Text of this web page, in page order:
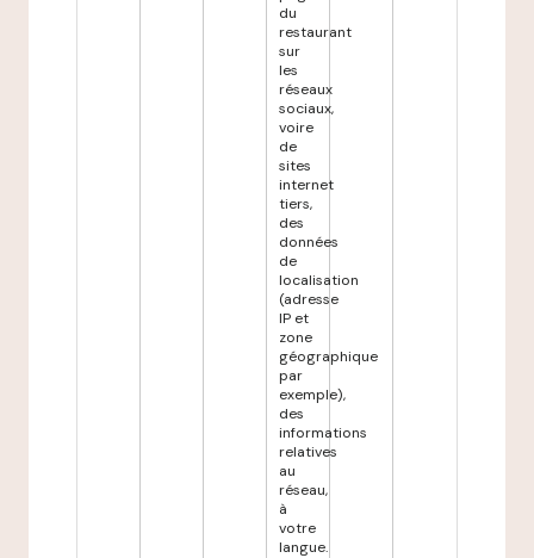
du
restaurant
sur
les
réseaux
sociaux,
voire
de
sites
internet
tiers,
des
données
de
localisation
(adresse
IP et
zone
géographique
par
exemple),
des
informations
relatives
au
réseau,
à
votre
langue.